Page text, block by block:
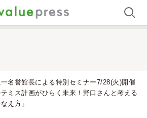
名誉館長による特別セミナー7/28(火)開催
テミス計画がひらく未来！野口さんと考える
え方」